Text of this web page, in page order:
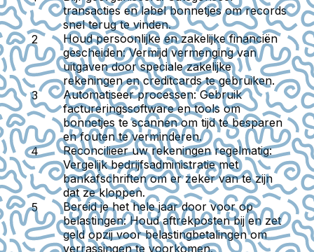
transacties en label bonnetjes om records
snel terug te vinden.
Houd persoonlijke en zakelijke financiën
gescheiden:Vermijd vermenging van
uitgaven door speciale zakelijke
rekeningen en creditcards te gebruiken.
Automatiseer processen:Gebruik
factureringssoftware en tools om
bonnetjes te scannen om tijd te besparen
en fouten te verminderen.
Reconcilieer uw rekeningen regelmatig:
Vergelijk bedrijfsadministratie met
bankafschriften om er zeker van te zijn
dat ze kloppen.
Bereid je het hele jaar door voor op
belastingen:Houd aftrekposten bij en zet
geld opzij voor belastingbetalingen om
verrassingen te voorkomen.